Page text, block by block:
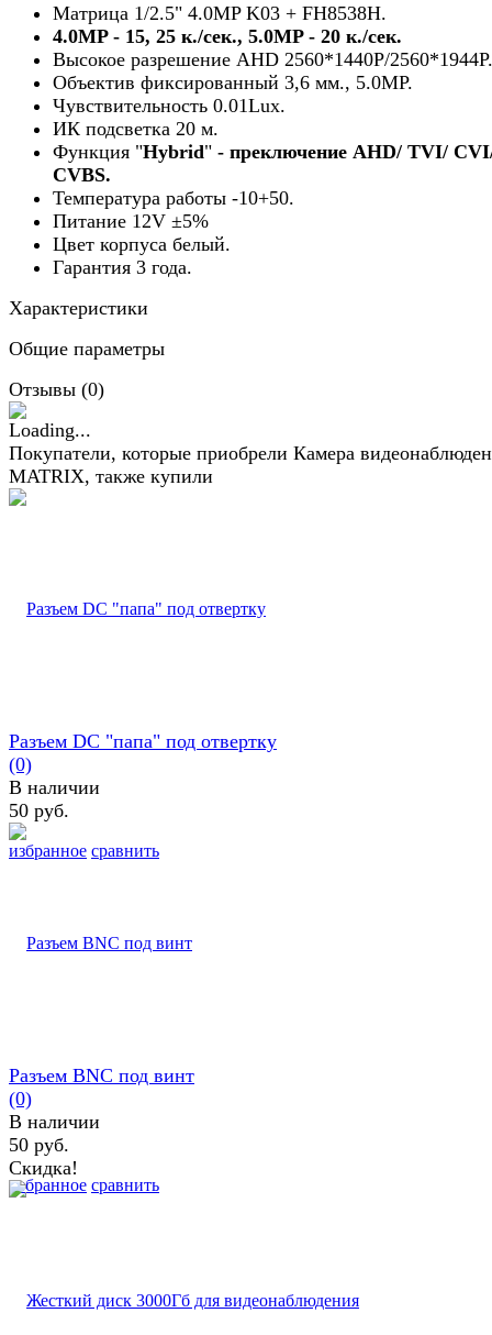
Матрица 1/2.5" 4.0MP K03 + FH8538H.
4.0MP - 15, 25 к./сек., 5.0MP - 20 к./сек.
Высокое разрешение AHD 2560*1440P/2560*1944P.
Объектив фиксированный 3,6 мм., 5.0MP.
Чувствительность 0.01Lux.
ИК подсветка 20 м.
Функция "Hybrid" - преключение AHD/ TVI/
CVBS.
Температура работы -10+50.
Питание 12V ±5%
Цвет корпуса белый.
Гарантия 3 года.
Характеристики
Общие параметры
Отзывы (0)
Покупатели, которые приобрели Камера
MATRIX, также купили
избранное сравнить
Разъем DC "папа" под отвертку
(0)
В наличии
50 руб.
избранное сравнить
Разъем BNC под винт
(0)
В наличии
50 руб.
Скидка!